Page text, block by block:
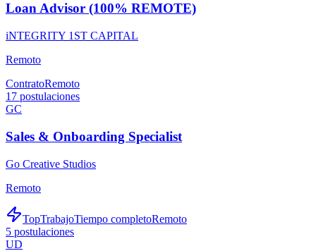
Loan Advisor (100% REMOTE)
iNTEGRITY 1ST CAPITAL
Remoto
ContratoRemoto
17 postulaciones
GC
Sales & Onboarding Specialist
Go Creative Studios
Remoto
TopTrabajoTiempo completoRemoto
5 postulaciones
UD